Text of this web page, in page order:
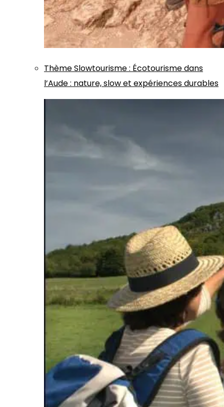
ThèmeSlowtourisme: Écotourisme dans
l’Aude : nature, slow et expériences durables